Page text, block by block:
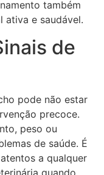
também
ativa e saudável.
de
pode não estar
precoce.
peso ou
de saúde. É
a qualquer
quando